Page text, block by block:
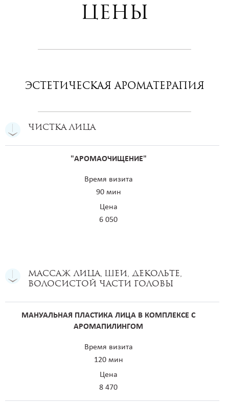
Цены
Эстетическая ароматерапия
Чистка лица
"АРОМАОЧИЩЕНИЕ"
Время визита
90 мин
Цена
6 050
Массаж лица, шеи, декольте,
волосистой части головы
МАНУАЛЬНАЯ ПЛАСТИКА ЛИЦА В КОМПЛЕКСЕ С
АРОМАПИЛИНГОМ
Время визита
120 мин
Цена
8 470